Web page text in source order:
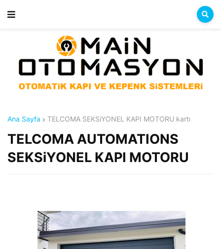
Ana Sayfa TELCOMA SEKSiYONEL KAPI MOTORU kartı
TELCOMA AUTOMATIONS
SEKSiYONEL KAPI MOTORU